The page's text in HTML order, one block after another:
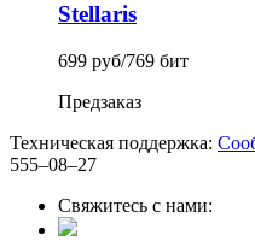
Stellaris
699 руб/769 бит
Предзаказ
Техническая поддержка:
555‒08‒27
Свяжитесь с нами: